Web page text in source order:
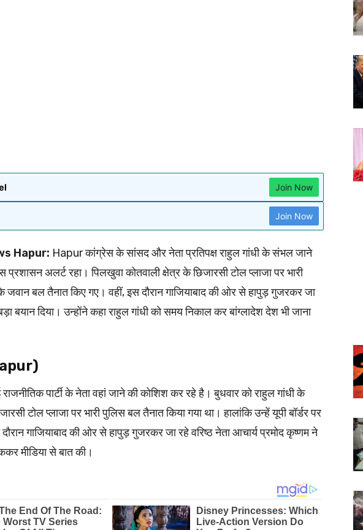
Join Now
Join Now
Hapur: Hapur कांग्रेस के सांसद और नेता प्रतिपक्ष राहुल गांधी के संभल जाने
अलर्ट रहा। पिलखुवा कोतवाली क्षेत्र के छिजारसी टोल प्लाजा पर भारी
बल तैनात किए गए। वहीं, इस दौरान गाजियाबाद की ओर से हापुड़ गुजरकर जा
बयान दिया। उन्होंने कहा राहुल गांधी को समय निकाल कर बांग्लादेश देश भी जाना
पार्टी के नेता वहां जाने की कोशिश कर रहे है। बुधवार को राहुल गांधी के
टोल प्लाजा पर भारी पुलिस बल तैनात किया गया था। हालांकि उन्हें यूपी बॉर्डर पर
गाजियाबाद की ओर से हापुड़ गुजरकर जा रहे वरिष्ठ नेता आचार्य प्रमोद कृष्णम ने
मीडिया से बात की।